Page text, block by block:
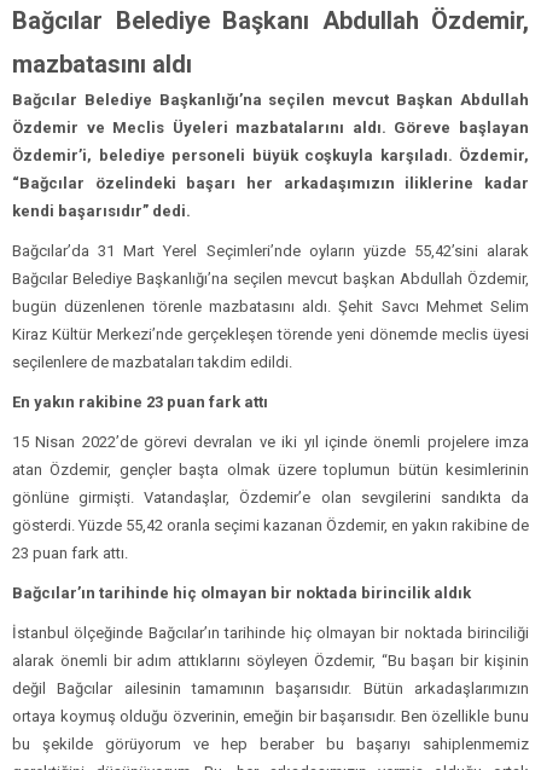
Bağcılar Belediye Başkanı Abdullah Özdemir,
mazbatasını aldı
Bağcılar Belediye Başkanlığı’na seçilen mevcut Başkan Abdullah
Özdemir ve Meclis Üyeleri mazbatalarını aldı. Göreve başlayan
Özdemir’i, belediye personeli büyük coşkuyla karşıladı. Özdemir,
“Bağcılar özelindeki başarı her arkadaşımızın iliklerine kadar
kendi başarısıdır” dedi.
Bağcılar’da 31 Mart Yerel Seçimleri’nde oyların yüzde 55,42’sini alarak
Bağcılar Belediye Başkanlığı’na seçilen mevcut başkan Abdullah Özdemir,
bugün düzenlenen törenle mazbatasını aldı. Şehit Savcı Mehmet Selim
Kiraz Kültür Merkezi’nde gerçekleşen törende yeni dönemde meclis üyesi
seçilenlere de mazbataları takdim edildi.
En yakın rakibine 23 puan fark attı
15 Nisan 2022’de görevi devralan ve iki yıl içinde önemli projelere imza
atan Özdemir, gençler başta olmak üzere toplumun bütün kesimlerinin
gönlüne girmişti. Vatandaşlar, Özdemir’e olan sevgilerini sandıkta da
gösterdi. Yüzde 55,42 oranla seçimi kazanan Özdemir, en yakın rakibine de
23 puan fark attı.
Bağcılar’ın tarihinde hiç olmayan bir noktada birincilik aldık
İstanbul ölçeğinde Bağcılar’ın tarihinde hiç olmayan bir noktada birinciliği
alarak önemli bir adım attıklarını söyleyen Özdemir, “Bu başarı bir kişinin
değil Bağcılar ailesinin tamamının başarısıdır. Bütün arkadaşlarımızın
ortaya koymuş olduğu özverinin, emeğin bir başarısıdır. Ben özellikle bunu
bu şekilde görüyorum ve hep beraber bu başarıyı sahiplenmemiz